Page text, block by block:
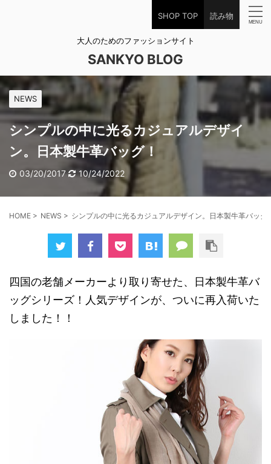
SHOP TOP 読み物
大人のためのファッションサイト
SANKYO BLOG
NEWS
シンプルの中に光るカジュアルデザイ
ン。日本製牛革バッグ！
03/20/2017 10/24/2022
HOME > NEWS > シンプルの中に光るカジュアルデザイン。日本製牛革バッグ
四国の老舗メーカーより取り寄せた、日本製牛革バ
ッグシリーズ！人気デザインが、ついに再入荷いた
しました！！